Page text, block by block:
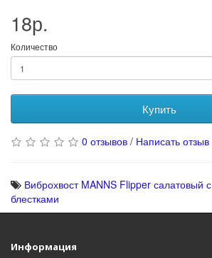
18р.
Количество
Купить
0 отзывов / Написать отзыв
Виброхвост MANNS Flipper салатовый
блестками
Информация